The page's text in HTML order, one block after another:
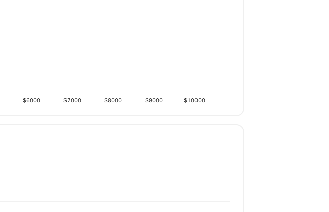
$6000 $7000 $8000 $9000 $10000